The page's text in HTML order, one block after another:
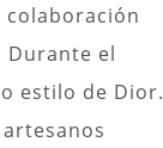
colaboración
Durante el
estilo de Dior.